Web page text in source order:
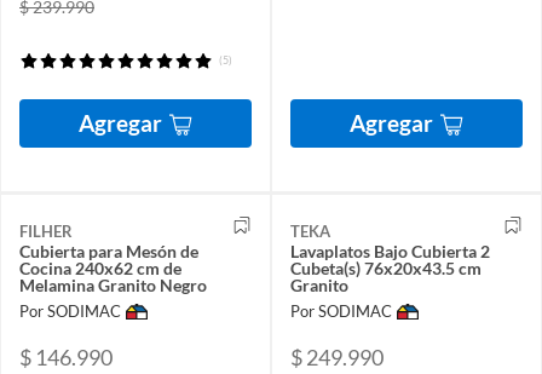
$ 239.990
(5)
Agregar Agregar
FILHER
Cubierta para Mesón de
Cocina 240x62 cm de
Melamina Granito Negro
Por SODIMAC
$ 146.990
TEKA
Lavaplatos Bajo Cubierta 2
Cubeta(s) 76x20x43.5 cm
Granito
Por SODIMAC
$ 249.990